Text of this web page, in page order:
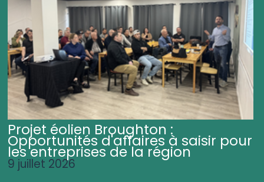
Projet éolien Broughton :
Opportunités d'affaires à saisir pour
les entreprises de la région
9 juillet 2026